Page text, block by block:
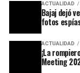
ACTUALIDAD
Bajaj dejó
fotos
ACTUALIDAD
¡La
Meeting